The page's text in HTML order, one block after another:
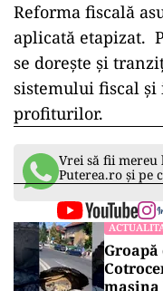
Reforma fiscală
aplicată etapizat.
se dorește și
sistemului fiscal și
profiturilor.
Vrei să fii mereu
Puterea.ro și pe